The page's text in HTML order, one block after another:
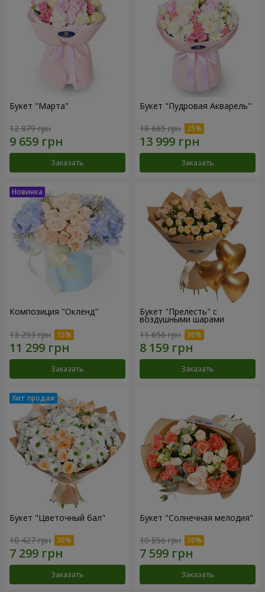
Букет "Марта"
12 879 грн
Заказать
Букет "Пудровая Акварель"
18 665 грн
Заказать
Композиция "Окленд"
13 293 грн
Заказать
Букет "Прелесть" с
воздушными шарами
11 656 грн
Заказать
Букет "Цветочный бал"
10 427 грн
Заказать
Букет "Солнечная мелодия"
10 856 грн
Заказать